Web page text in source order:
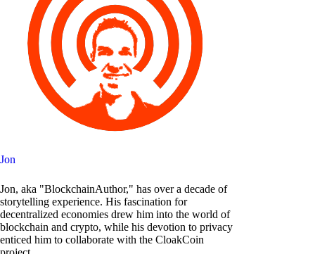
Jon
Jon, aka "BlockchainAuthor," has over a decade of
storytelling experience. His fascination for
decentralized economies drew him into the world of
blockchain and crypto, while his devotion to privacy
enticed him to collaborate with the CloakCoin